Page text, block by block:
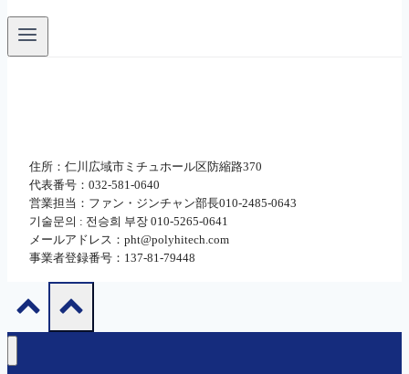
住所：仁川広域市ミチュホール区防縮路370
代表番号：032-581-0640
営業担当：ファン・ジンチャン部長010-2485-0643
기술문의 : 전승희 부장 010-5265-0641
メールアドレス：pht@polyhitech.com
事業者登録番号：137-81-79448